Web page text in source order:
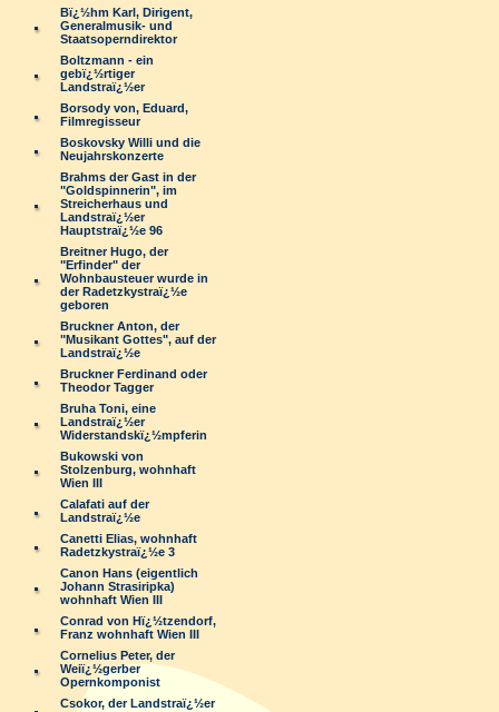
Bï¿½hm Karl, Dirigent,
Generalmusik- und
Staatsoperndirektor
Boltzmann - ein
gebï¿½rtiger
Landstraï¿½er
Borsody von, Eduard,
Filmregisseur
Boskovsky Willi und die
Neujahrskonzerte
Brahms der Gast in der
"Goldspinnerin", im
Streicherhaus und
Landstraï¿½er
Hauptstraï¿½e 96
Breitner Hugo, der
"Erfinder" der
Wohnbausteuer wurde in
der Radetzkystraï¿½e
geboren
Bruckner Anton, der
"Musikant Gottes", auf der
Landstraï¿½e
Bruckner Ferdinand oder
Theodor Tagger
Bruha Toni, eine
Landstraï¿½er
Widerstandskï¿½mpferin
Bukowski von
Stolzenburg, wohnhaft
Wien III
Calafati auf der
Landstraï¿½e
Canetti Elias, wohnhaft
Radetzkystraï¿½e 3
Canon Hans (eigentlich
Johann Strasiripka)
wohnhaft Wien III
Conrad von Hï¿½tzendorf,
Franz wohnhaft Wien III
Cornelius Peter, der
Weiï¿½gerber
Opernkomponist
Csokor, der Landstraï¿½er